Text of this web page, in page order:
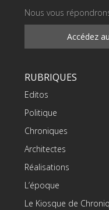
Nous vous
Accédez
RUBRIQUES
Editos
Politique
Chroniques
Architectes
Réalisations
L’époque
Le Kiosque de